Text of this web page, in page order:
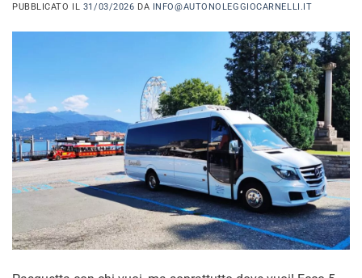
PUBBLICATO IL 31/03/2026 DA INFO@AUTONOLEGGIOCARNELLI.IT